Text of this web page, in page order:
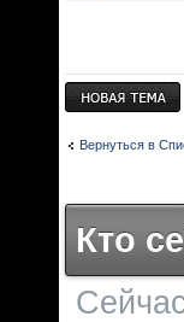
Новая тема
Вернуться в
Кто